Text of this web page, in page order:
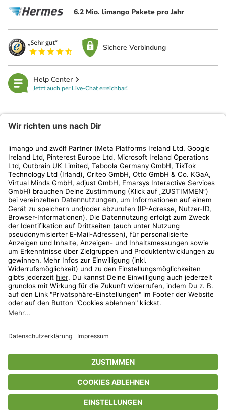
6.2 Mio. limango Pakete pro Jahr
Sichere Verbindung
Help Center
Jetzt auch per Live-Chat erreichbar!
Kundenservice
Shop
Aktionen
Travel
* Streichpreise entsprechen der unverbindlichen Preisempfehlung des
Herstellers. Prozentangaben beziehen sich auf den Streichpreis.
Freunde-Aktionen findest Du unterwww.limango.de/einladen
ᵇ Gilt nur für von limango versandte Ware (nicht für von Partnern versandte